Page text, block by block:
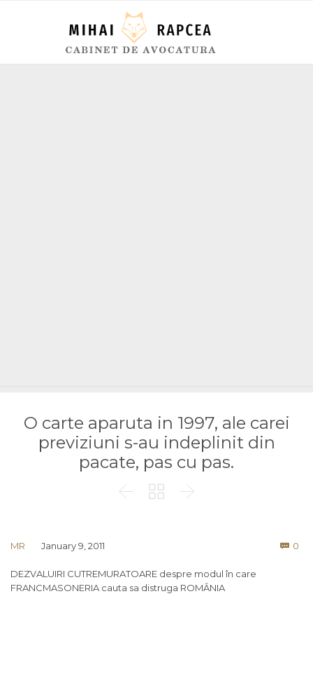
O carte aparuta in 1997, ale carei
previziuni s-au indeplinit din
pacate, pas cu pas.
  
MR January 9, 2011  0
DEZVALUIRI CUTREMURATOARE despre modul în care
FRANCMASONERIA cauta sa distruga ROMÂNIA